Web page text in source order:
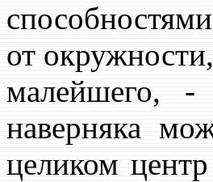
от
малейшего, -
наверняка
целиком